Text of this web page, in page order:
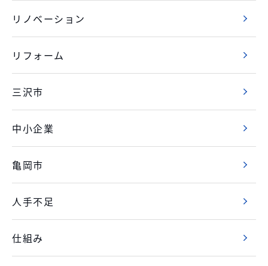
リノベーション
リフォーム
三沢市
中小企業
亀岡市
人手不足
仕組み